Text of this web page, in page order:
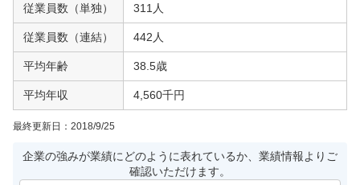
従業員数（単独） 311人
従業員数（連結） 442人
平均年齢 38.5歳
平均年収 4,560千円
最終更新日： 2018/9/25
企業の強みが業績にどのように表れているか、業績情報よりご
確認いただけます。